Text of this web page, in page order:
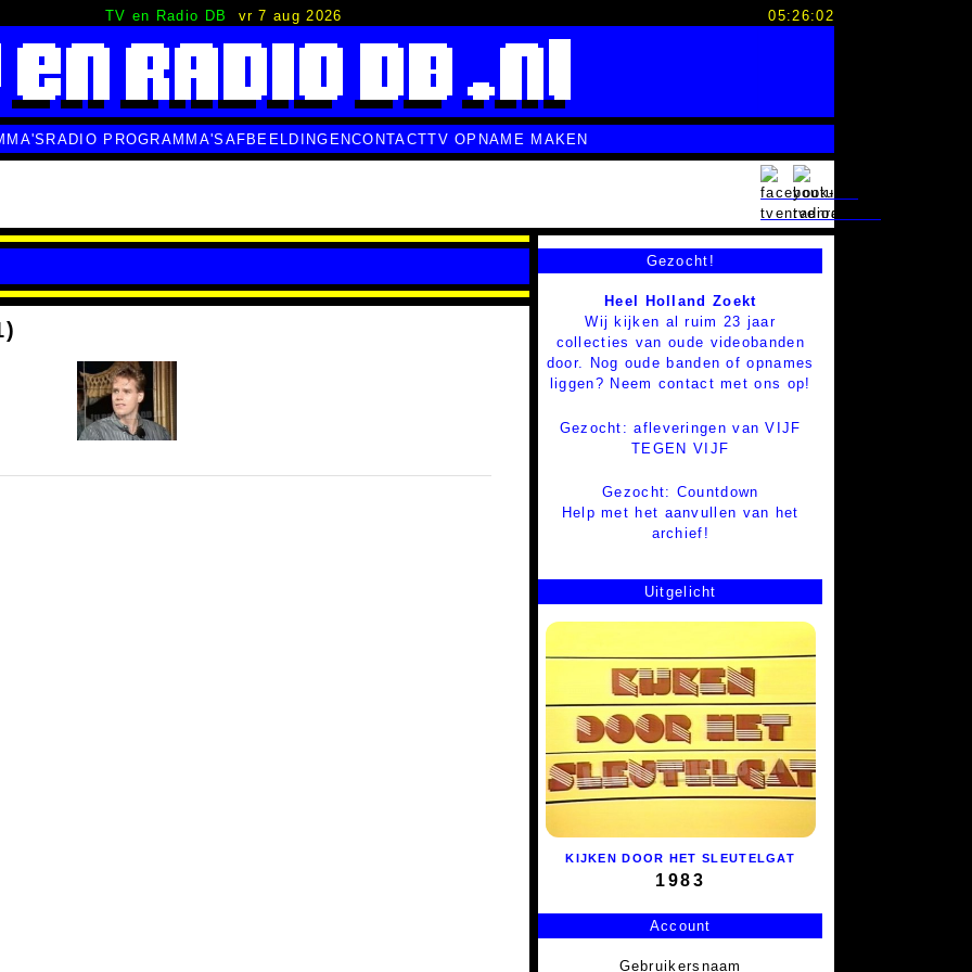
TV en Radio DB vr 7 aug 2026 05:26:03
RADIO PROGRAMMA'S AFBEELDINGENCONTACTTV OPNAME MAKEN
Gezocht!
Heel Holland Zoekt
Wij kijken al ruim 23 jaar
collecties van oude videobanden
door. Nog oude banden of opnames
liggen? Neem contact met ons op!
Gezocht: afleveringen van VIJF
TEGEN VIJF
Gezocht: Countdown
Help met het aanvullen van het
archief!
Uitgelicht
KIJKEN DOOR HET SLEUTELGAT
1983
Account
Gebruikersnaam